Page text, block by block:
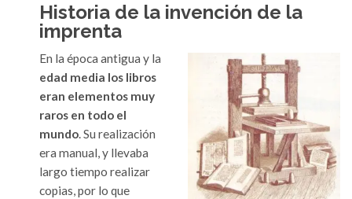
Historia de la invención de la
imprenta
En la época antigua y la
edad media los libros
eran elementos muy
raros en todo el
mundo. Su realización
era manual, y llevaba
largo tiempo realizar
copias, por lo que